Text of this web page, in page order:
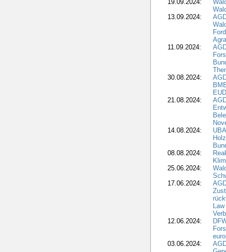
19.09.2024:
13.09.2024:
11.09.2024:
30.08.2024:
21.08.2024:
14.08.2024:
08.08.2024:
25.06.2024:
17.06.2024:
12.06.2024:
03.06.2024: